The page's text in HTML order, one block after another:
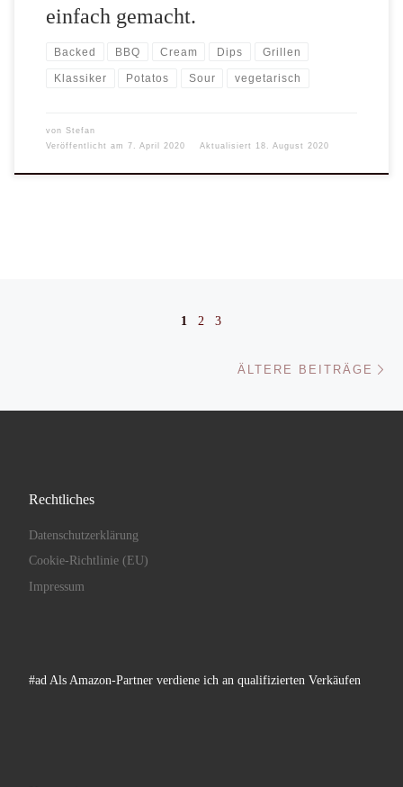
einfach gemacht.
Backed BBQ Cream Dips Grillen
Klassiker Potatos Sour vegetarisch
von Stefan
Veröffentlicht am 7. April 2020 Aktualisiert 18. August 2020
Beitragsnavigation
1 2 3
ÄLTERE BEITRÄGE
Rechtliches
Datenschutzerklärung
Cookie-Richtlinie (EU)
Impressum
#ad Als Amazon-Partner verdiene ich an qualifizierten Verkäufen